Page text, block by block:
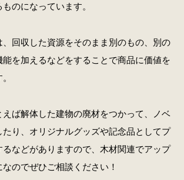
のになっています。
、回収した資源をそのまま別のもの、別の
能を加えるなどをすることで商品に価値を
えば解体した建物の廃材をつかって、ノベ
たり、オリジナルグッズや記念品としてプ
るなどがありますので、木材関連でアップ
のでぜひご相談ください！